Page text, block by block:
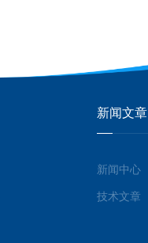
新闻文章
新闻中心
技术文章